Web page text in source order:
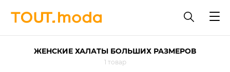
ЖЕНСКИЕ ХАЛАТЫ БОЛЬШИХ РАЗМЕРОВ
1 товар